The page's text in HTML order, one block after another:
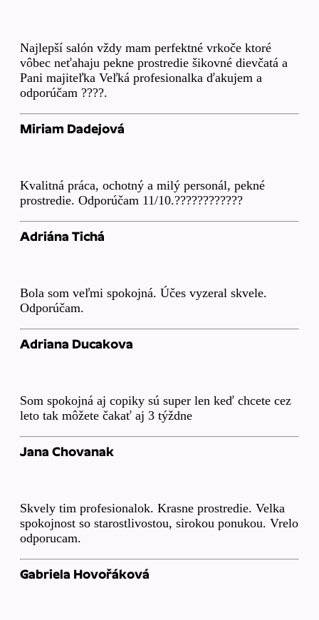
Najlepší salón vždy mam perfektné vrkoče ktoré
vôbec neťahaju pekne prostredie šikovné dievčatá a
Pani majiteľka Veľká profesionalka ďakujem a
odporúčam ????.
Miriam Dadejová
Kvalitná práca, ochotný a milý personál, pekné
prostredie. Odporúčam 11/10.????????????
Adriána Tichá
Bola som veľmi spokojná. Účes vyzeral skvele.
Odporúčam.
Adriana Ducakova
Som spokojná aj copiky sú super len keď chcete cez
leto tak môžete čakať aj 3 týždne
Jana Chovanak
Skvely tim profesionalok. Krasne prostredie. Velka
spokojnost so starostlivostou, sirokou ponukou. Vrelo
odporucam.
Gabriela Hovořáková